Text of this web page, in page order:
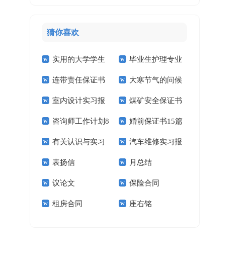
猜你喜欢
实用的大学学生
实习报告范文锦集六
篇
毕业生护理专业
求职信精选15篇
连带责任保证书 大寒节气的问候
祝福语
室内设计实习报
告汇编15篇
煤矿安全保证书
(15篇)
咨询师工作计划8
篇
婚前保证书15篇
有关认识与实习
报告模板集锦十篇
汽车维修实习报
告(汇编15篇)
表扬信 月总结
议论文 保险合同
租房合同 座右铭